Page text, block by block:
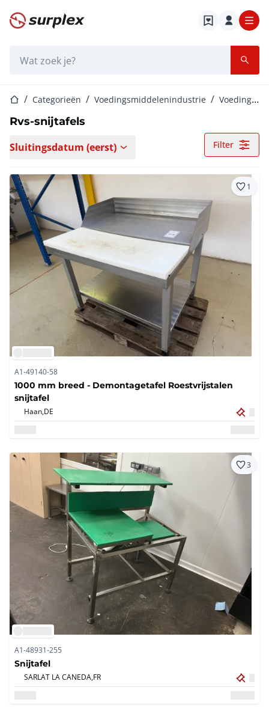
Startpagina
StartpaginaCategorieën Voedingsmiddelenindustrie Voedingsmiddelenmachines
Rvs-snijtafels
Sluitingsdatum (eerst) Filter
1
A1-49140-58
1000 mm breed - Demontagetafel Roestvrijstalen
snijtafel
Haan,DE
3
A1-48931-255
Snijtafel
SARLAT LA CANEDA,FR